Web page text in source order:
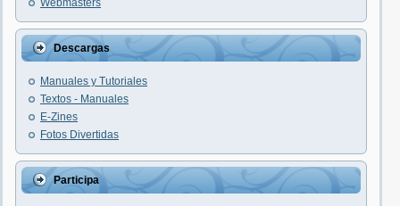
Webmasters
Descargas
Manuales y Tutoriales
Textos - Manuales
E-Zines
Fotos Divertidas
Participa